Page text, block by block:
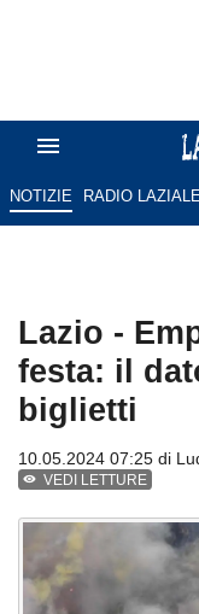
NOTIZIE RADIO
Lazio -
festa: il
biglietti
10.05.2024 07:25 di
VEDI LETTURE